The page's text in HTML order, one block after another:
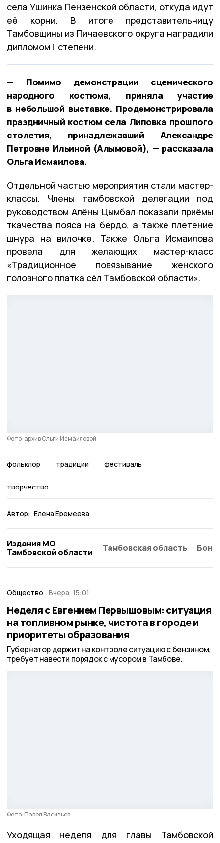
села Ушинка Пензенской области, откуда идут
её корни. В итоге представительницу
Тамбовщины из Пичаевского округа наградили
дипломом II степени.
— Помимо демонстрации сценического
народного костюма, приняла участие
в небольшой выставке. Продемонстрировала
праздничный костюм села Липовка прошлого
столетия, принадлежавший Александре
Петровне Ильиной (Алымовой), — рассказала
Ольга Исмаилова.
Отдельной частью мероприятия стали мастер-
классы. Члены тамбовской делегации под
руководством Алёны Цымбал показали приёмы
ткачества пояса на бердо, а также плетение
шнура на вилочке. Также Ольга Исмаилова
провела для желающих мастер-класс
«Традиционное повязывание женского
головного платка сёл Тамбовской области».
Фото: архив Ольги Исмаиловой
фольклор традиции фестиваль
творчество
Автор: Елена Еремеева
Издания МО
Тамбовской области
Тамбовская область
Общество Вчера, 15:01
Неделя с Евгением Первышовым: ситуация
на топливном рынке, чистота в городе и
приоритеты образования
Губернатор держит на контроле ситуацию с бензином,
требует навести порядок с мусором в Тамбове.
Фото: Павел Васильев
Уходящая неделя для главы Тамбовской